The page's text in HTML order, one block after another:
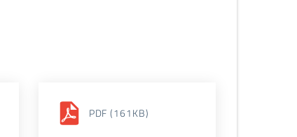
PDF (161KB)